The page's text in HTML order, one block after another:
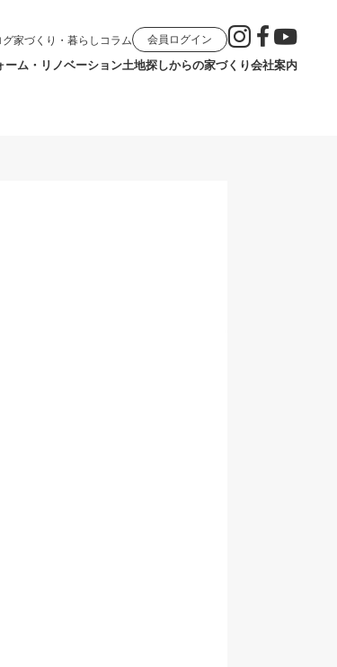
ーム・リノベーション土地探しからの家づくり会社案内
グ家づくり・暮らしコラム 会員ログイン